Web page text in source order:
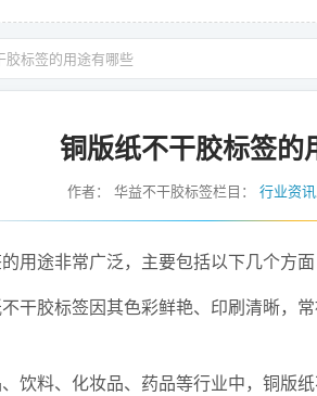
胶标签的用途有哪些
铜版纸不干胶标签的
作者： 华益不干胶标签栏目： 行业资讯
途非常广泛，主要包括以下几个方面
胶标签因其色彩鲜艳、印刷清晰，
料、化妆品、药品等行业中，铜版